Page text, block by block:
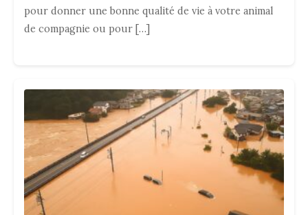
pour donner une bonne qualité de vie à votre animal
de compagnie ou pour […]